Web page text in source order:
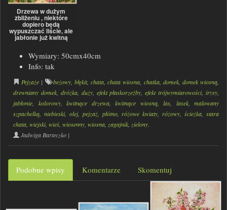
Drzewa w dużym
zbliżeniu , niektóre
dopiero będą
wypuszczać liście, ale
jabłonie już kwitną
Wymiary: 50cmx40cm
Info: tak
Pejzaże | beżowy, błękit,chata,chata wiosna, chatka, domek, domek wiosną,
drewniany domek, dróżka, duży, efekt płaskorzeźby,efekt trójwymiarowości, irysy,
jabłonie, kolorowy, kwitnące drzewa, kwitnące wiosną, las, lasek, malowany
szpachelką, niebieski, olej, pejzaż, płótno,różowe kwiaty,różowy,ścieżka,stara
chata, wiejski, wieś, wiosenny, wiosna, zagajnik, zielony.
Jadwiga Barteczko |
Podobne wpisy Komentarze Skomentuj